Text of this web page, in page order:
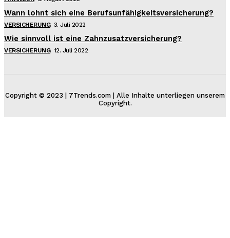
Wann lohnt sich eine Berufsunfähigkeitsversicherung?
VERSICHERUNG 3. Juli 2022
Wie sinnvoll ist eine Zahnzusatzversicherung?
VERSICHERUNG 12. Juli 2022
Copyright © 2023 | 7Trends.com | Alle Inhalte unterliegen unserem
Copyright.